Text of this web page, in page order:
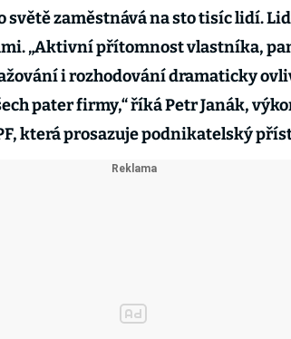
světě zaměstnává na sto tisíc lidí.
„Aktivní přítomnost vlastníka,
i rozhodování dramaticky
pater firmy,“ říká Petr Janák,
která prosazuje podnikatelský